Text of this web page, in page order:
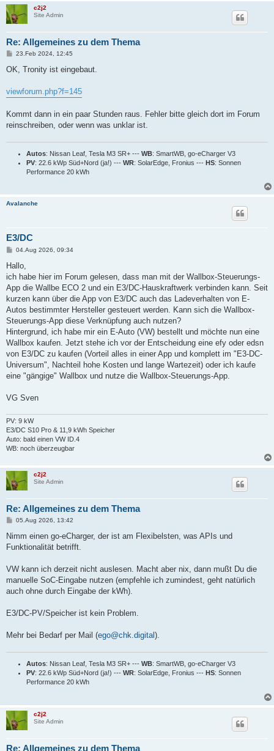
c2j2
Site Admin
Re: Allgemeines zu dem Thema
B
i
a
g
23.Feb 2024, 12:45
OK, Tronity ist eingebaut.
viewforum.php?f=145
Kommt dann in ein paar Stunden raus. Fehler bitte gleich dort im Forum
reinschreiben, oder wenn was unklar ist.
Autos: Nissan Leaf, Tesla M3 SR+ --- WB: SmartWB, go-eCharger V3
PV: 22.6 kWp Süd+Nord (ja!) --- WR: SolarEdge, Fronius --- HS: Sonnen
Performance 20 kWh
Avalanche
E3/DC
B
i
r
a
g
04.Aug 2026, 09:34
Hallo,
ich habe hier im Forum gelesen, dass man mit der Wallbox-Steuerungs-
App die Wallbe ECO 2 und ein E3/DC-Hauskraftwerk verbinden kann. Seit
kurzen kann über die App von E3/DC auch das Ladeverhalten von E-
Autos bestimmter Hersteller gesteuert werden. Kann sich die Wallbox-
Steuerungs-App diese Verknüpfung auch nutzen?
Hintergrund, ich habe mir ein E-Auto (VW) bestellt und möchte nun eine
Wallbox kaufen. Jetzt stehe ich vor der Entscheidung eine efy oder edsn
von E3/DC zu kaufen (Vorteil alles in einer App und komplett im "E3-DC-
Universum", Nachteil hohe Kosten und lange Wartezeit) oder ich kaufe
eine "gängige" Wallbox und nutze die Wallbox-Steuerungs-App.
VG Sven
PV: 9 kW
E3/DC S10 Pro & 11,9 kWh Speicher
Auto: bald einen VW ID.4
WB: noch überzeugbar
c2j2
Site Admin
Re: Allgemeines zu dem Thema
B
i
r
05.Aug 2026, 13:42
Nimm einen go-eCharger, der ist am Flexibelsten, was APIs und
Funktionalität betrifft.
VW kann ich derzeit nicht auslesen. Macht aber nix, dann mußt Du die
manuelle SoC-Eingabe nutzen (empfehle ich zumindest, geht natürlich
auch ohne durch Eingabe der kWh).
E3/DC-PV/Speicher ist kein Problem.
Mehr bei Bedarf per Mail (ego@chk.digital).
Autos: Nissan Leaf, Tesla M3 SR+ --- WB: SmartWB, go-eCharger V3
PV: 22.6 kWp Süd+Nord (ja!) --- WR: SolarEdge, Fronius --- HS: Sonnen
Performance 20 kWh
c2j2
Site Admin
Re: Allgemeines zu dem Thema